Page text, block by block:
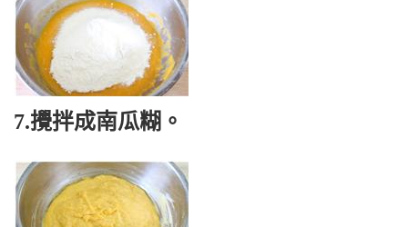
7.攪拌成南瓜糊。